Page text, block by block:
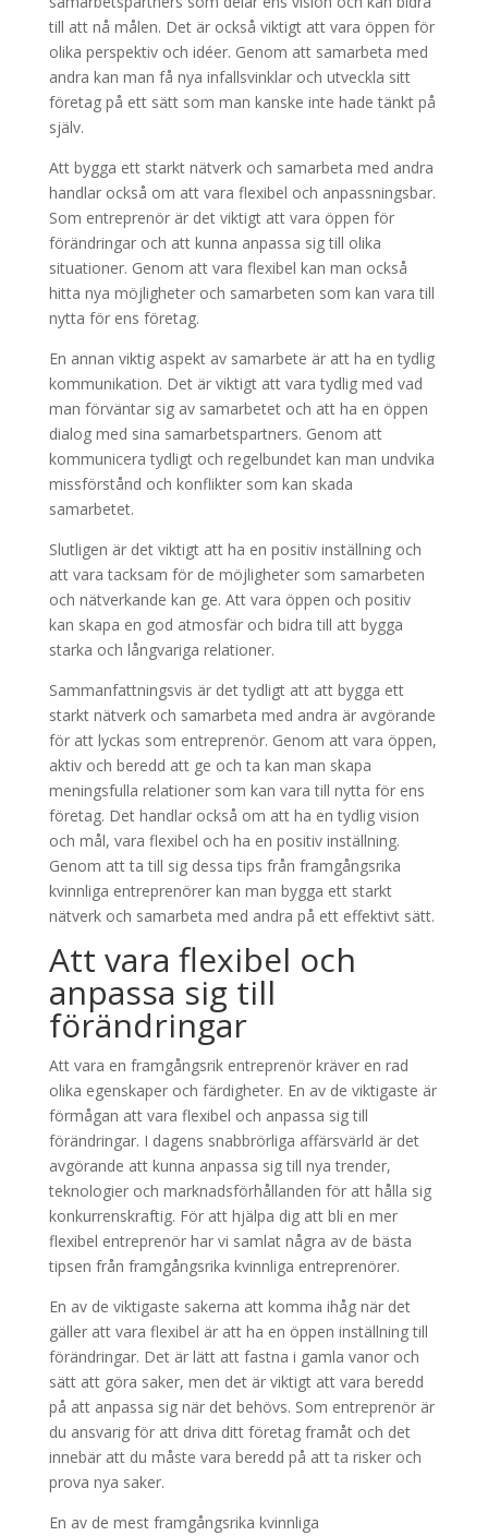
till att nå målen. Det är också viktigt att vara öppen för
olika perspektiv och idéer. Genom att samarbeta med
andra kan man få nya infallsvinklar och utveckla sitt
företag på ett sätt som man kanske inte hade tänkt på
själv.
Att bygga ett starkt nätverk och samarbeta med andra
handlar också om att vara flexibel och anpassningsbar.
Som entreprenör är det viktigt att vara öppen för
förändringar och att kunna anpassa sig till olika
situationer. Genom att vara flexibel kan man också
hitta nya möjligheter och samarbeten som kan vara till
nytta för ens företag.
En annan viktig aspekt av samarbete är att ha en tydlig
kommunikation. Det är viktigt att vara tydlig med vad
man förväntar sig av samarbetet och att ha en öppen
dialog med sina samarbetspartners. Genom att
kommunicera tydligt och regelbundet kan man undvika
missförstånd och konflikter som kan skada
samarbetet.
Slutligen är det viktigt att ha en positiv inställning och
att vara tacksam för de möjligheter som samarbeten
och nätverkande kan ge. Att vara öppen och positiv
kan skapa en god atmosfär och bidra till att bygga
starka och långvariga relationer.
Sammanfattningsvis är det tydligt att att bygga ett
starkt nätverk och samarbeta med andra är avgörande
för att lyckas som entreprenör. Genom att vara öppen,
aktiv och beredd att ge och ta kan man skapa
meningsfulla relationer som kan vara till nytta för ens
företag. Det handlar också om att ha en tydlig vision
och mål, vara flexibel och ha en positiv inställning.
Genom att ta till sig dessa tips från framgångsrika
kvinnliga entreprenörer kan man bygga ett starkt
nätverk och samarbeta med andra på ett effektivt sätt.
Att vara flexibel och
anpassa sig till
förändringar
Att vara en framgångsrik entreprenör kräver en rad
olika egenskaper och färdigheter. En av de viktigaste är
förmågan att vara flexibel och anpassa sig till
förändringar. I dagens snabbrörliga affärsvärld är det
avgörande att kunna anpassa sig till nya trender,
teknologier och marknadsförhållanden för att hålla sig
konkurrenskraftig. För att hjälpa dig att bli en mer
flexibel entreprenör har vi samlat några av de bästa
tipsen från framgångsrika kvinnliga entreprenörer.
En av de viktigaste sakerna att komma ihåg när det
gäller att vara flexibel är att ha en öppen inställning till
förändringar. Det är lätt att fastna i gamla vanor och
sätt att göra saker, men det är viktigt att vara beredd
på att anpassa sig när det behövs. Som entreprenör är
du ansvarig för att driva ditt företag framåt och det
innebär att du måste vara beredd på att ta risker och
prova nya saker.
En av de mest framgångsrika kvinnliga